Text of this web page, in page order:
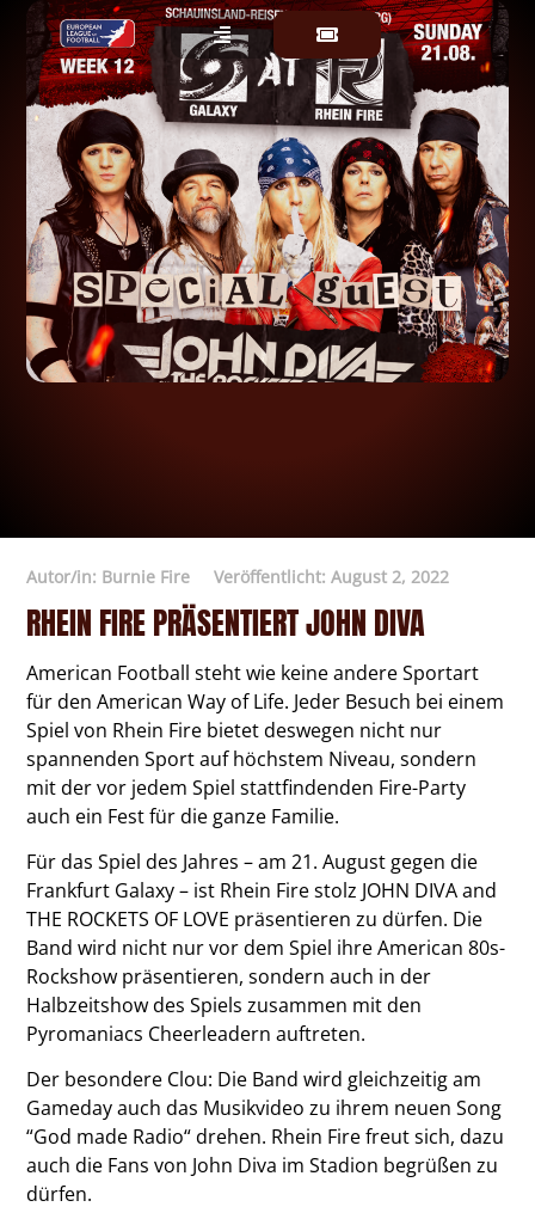
Autor/in: Burnie Fire Veröffentlicht:August 2, 2022
RHEIN FIRE PRÄSENTIERT JOHN DIVA
American Football steht wie keine andere Sportart
für den American Way of Life. Jeder Besuch bei einem
Spiel von Rhein Fire bietet deswegen nicht nur
spannenden Sport auf höchstem Niveau, sondern
mit der vor jedem Spiel stattfindenden Fire-Party
auch ein Fest für die ganze Familie.
Für das Spiel des Jahres – am 21. August gegen die
Frankfurt Galaxy – ist Rhein Fire stolz JOHN DIVA and
THE ROCKETS OF LOVE präsentieren zu dürfen. Die
Band wird nicht nur vor dem Spiel ihre American 80s-
Rockshow präsentieren, sondern auch in der
Halbzeitshow des Spiels zusammen mit den
Pyromaniacs Cheerleadern auftreten.
Der besondere Clou: Die Band wird gleichzeitig am
Gameday auch das Musikvideo zu ihrem neuen Song
“God made Radio“ drehen. Rhein Fire freut sich, dazu
auch die Fans von John Diva im Stadion begrüßen zu
dürfen.